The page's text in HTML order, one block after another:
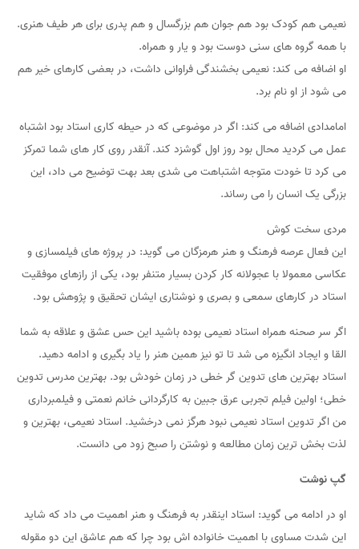
نعیمی هم کودک بود هم جوان هم بزرگسال و هم پدری برای هر طیف هنری.
با همه گروه های سنی دوست بود و یار و همراه.
او اضافه می کند: نعیمی بخشندگی فراوانی داشت، در بعضی کارهای خیر هم
می شود از او نام برد.
امامدادی اضافه می کند: اگر در موضوعی که در حیطه کاری استاد بود اشتباه
عمل می کردید محال بود روز اول گوشزد کند. آنقدر روی کار های شما تمرکز
می کرد تا خودت متوجه اشتباهت می شدی بعد بهت توضیح می داد، این
بزرگی یک انسان را می رساند.
مردی سخت کوش
این فعال عرصه فرهنگ و هنر هرمزگان می گوید: در پروژه های فیلمسازی و
عکاسی معمولا با عجولانه کار کردن بسیار متنفر بود، یکی از رازهای موفقیت
استاد در کارهای سمعی و بصری و نوشتاری ایشان تحقیق و پژوهش بود.
اگر سر صحنه همراه استاد نعیمی بوده باشید این حس عشق و علاقه به شما
القا و ایجاد انگیزه می شد تا تو نیز همین هنر را یاد بگیری و ادامه دهید.
استاد بهترین های تدوین گر خطی در زمان خودش بود. بهترین مدرس تدوین
خطی؛ اولین فیلم تجربی عرق جبین به کارگردانی خانم نعمتی و فیلمبرداری
من اگر تدوین استاد نعیمی نبود هرگز نمی درخشید. استاد نعیمی، بهترین و
لذت بخش ترین زمان مطالعه و نوشتن را صبح زود می دانست.
گپ نوشت
او در ادامه می گوید: استاد اینقدر به فرهنگ و هنر اهمیت می داد که شاید
این شدت مساوی با اهمیت خانواده اش بود چرا که هم عاشق این دو مقوله